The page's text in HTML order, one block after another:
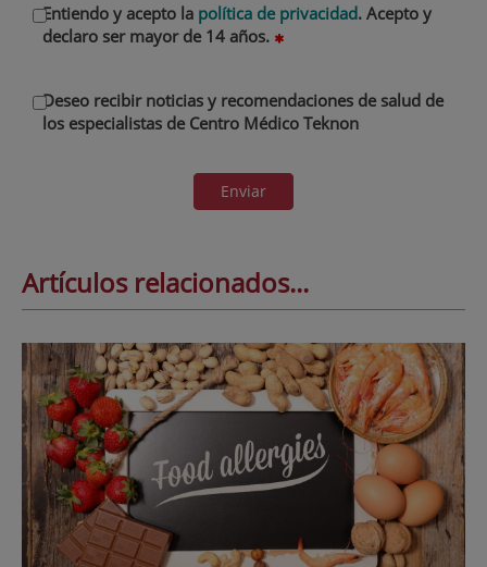
Entiendo y acepto la política de privacidad. Acepto y
declaro ser mayor de 14 años.
Deseo recibir noticias y recomendaciones de salud de
los especialistas de Centro Médico Teknon
Enviar
Artículos relacionados...